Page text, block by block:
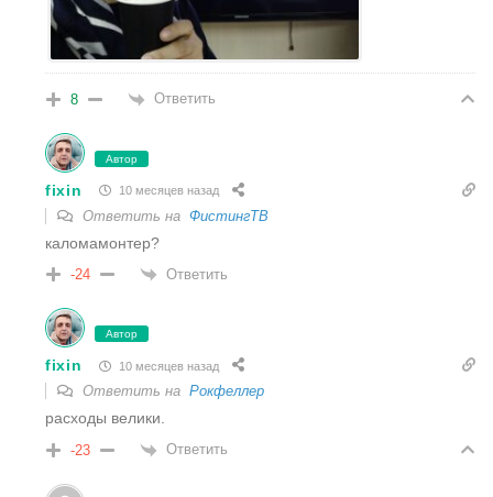
8 Ответить
Автор
fixin 10 месяцев назад
Ответить на ФистингТВ
каломамонтер?
-24 Ответить
Автор
fixin 10 месяцев назад
Ответить на Рокфеллер
расходы велики.
-23 Ответить